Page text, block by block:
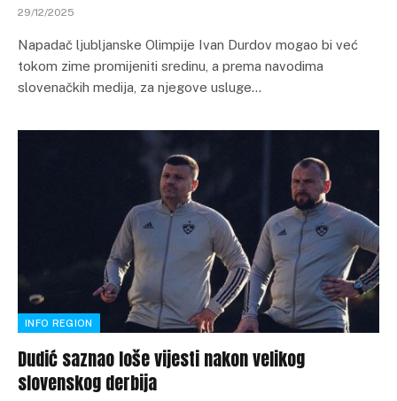
29/12/2025
Napadač ljubljanske Olimpije Ivan Durdov mogao bi već
tokom zime promijeniti sredinu, a prema navodima
slovenačkih medija, za njegove usluge…
INFO REGION
Dudić saznao loše vijesti nakon velikog
slovenskog derbija